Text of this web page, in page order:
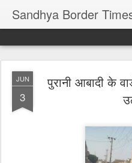
Sandhya Border
JUN
3
पुरानी आबादी के